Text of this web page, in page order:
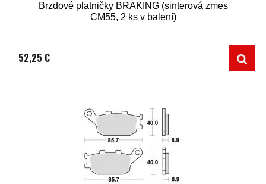
Brzdové platničky BRAKING (sinterová zmes
CM55, 2 ks v balení)
52,25 €